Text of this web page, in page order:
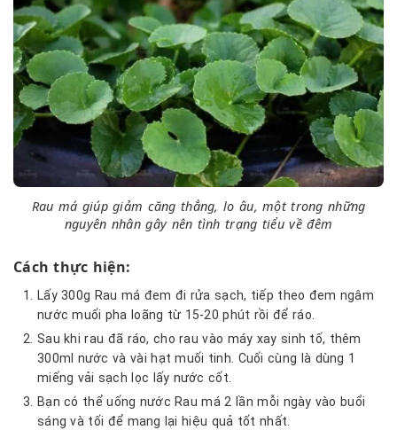
Rau má giúp giảm căng thẳng, lo âu, một trong những
nguyên nhân gây nên tình trạng tiểu về đêm
Cách thực hiện:
Lấy 300g Rau má đem đi rửa sạch, tiếp theo đem ngâm
nước muối pha loãng từ 15-20 phút rồi để ráo.
Sau khi rau đã ráo, cho rau vào máy xay sinh tố, thêm
300ml nước và vài hạt muối tinh. Cuối cùng là dùng 1
miếng vải sạch lọc lấy nước cốt.
Bạn có thể uống nước Rau má 2 lần mỗi ngày vào buổi
sáng và tối để mang lại hiệu quả tốt nhất.